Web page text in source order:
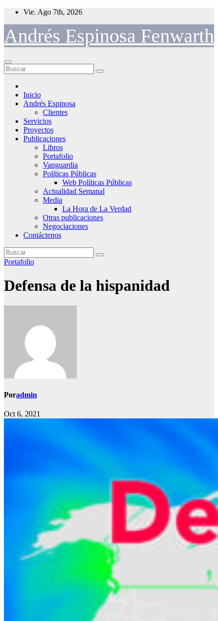
Saltar
contenido
Vie. Ago 7th, 2026
Andrés Espinosa Fenwarth
Inicio
Andrés Espinosa
Clientes
Servicios
Proyectos
Publicaciones
Libros
Portafolio
Vanguardia
Políticas Públicas
Web Políticas Públicas
Actualidad Semanal
Media
La Hora de La Verdad
Otras publicaciones
Negociaciones
Contáctenos
Portafolio
Defensa de la hispanidad
Poradmin
Oct 6, 2021